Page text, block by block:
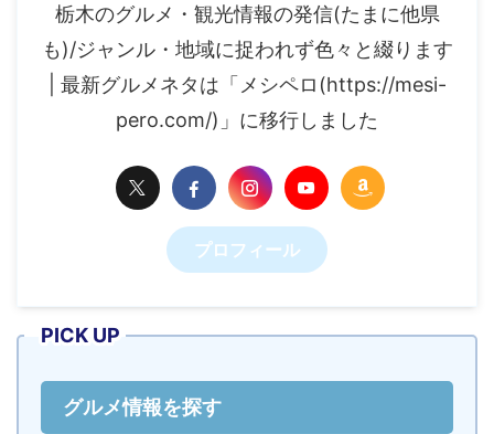
栃木のグルメ・観光情報の発信(たまに他県
も)/ジャンル・地域に捉われず色々と綴ります
| 最新グルメネタは「メシペロ(https://mesi-
pero.com/)」に移行しました
プロフィール
PICK UP
グルメ情報を探す